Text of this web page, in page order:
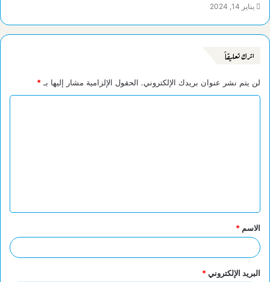
يناير 14, 2024
اترك تعليقاً
لن يتم نشر عنوان بريدك الإلكتروني. الحقول الإلزامية مشار إليها بـ *
ق
*
الاسم *
البريد الإلكتروني*